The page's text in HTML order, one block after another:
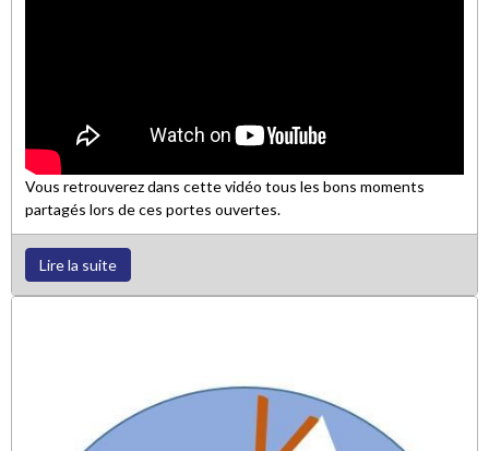
Vous retrouverez dans cette vidéo tous les bons moments
partagés lors de ces portes ouvertes.
Lire la suite